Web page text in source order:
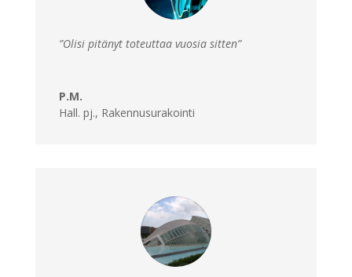
”Olisi pitänyt toteuttaa vuosia sitten”
P.M.
Hall. pj., Rakennusurakointi